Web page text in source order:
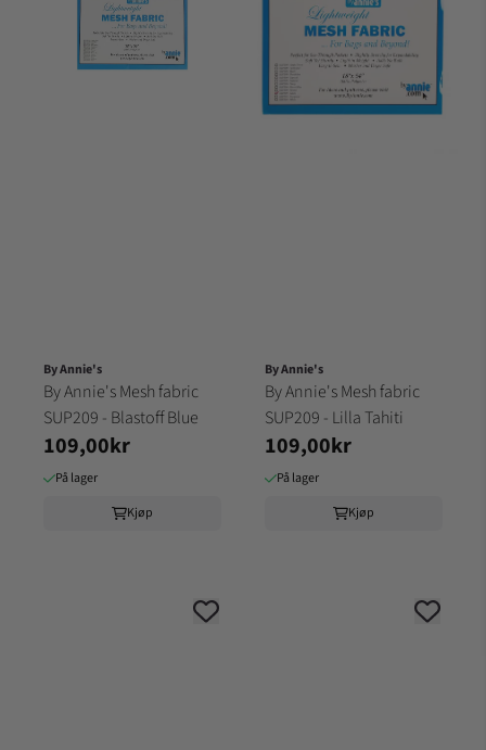
By Annie's
By Annie's Mesh fabric
SUP209 - Blastoff Blue
109,00kr
På lager
Kjøp
By Annie's
By Annie's Mesh fabric
SUP209 - Lilla Tahiti
109,00kr
På lager
Kjøp